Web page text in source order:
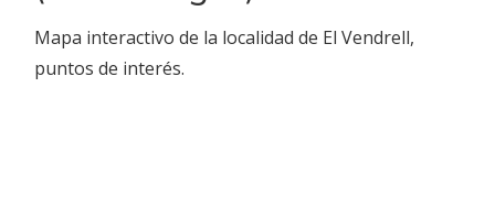
Mapa interactivo de la localidad de El Vendrell,
puntos de interés.